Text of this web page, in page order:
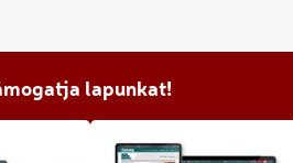
lapunkat!